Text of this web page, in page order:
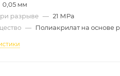
0,05 мм
разрыве — 21 МРа
— Полиакрилат на основе